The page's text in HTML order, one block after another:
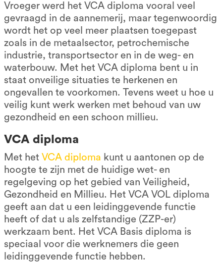
Vroeger werd het VCA diploma vooral veel
gevraagd in de aannemerij, maar tegenwoordig
wordt het op veel meer plaatsen toegepast
zoals in de metaalsector, petrochemische
industrie, transportsector en in de weg- en
waterbouw. Met het VCA diploma bent u in
staat onveilige situaties te herkenen en
ongevallen te voorkomen. Tevens weet u hoe u
veilig kunt werk werken met behoud van uw
gezondheid en een schoon millieu.
VCA diploma
Met het VCA diploma kunt u aantonen op de
hoogte te zijn met de huidige wet- en
regelgeving op het gebied van Veiligheid,
Gezondheid en Millieu. Het VCA VOL diploma
geeft aan dat u een leidinggevende functie
heeft of dat u als zelfstandige (ZZP-er)
werkzaam bent. Het VCA Basis diploma is
speciaal voor die werknemers die geen
leidinggevende functie hebben.